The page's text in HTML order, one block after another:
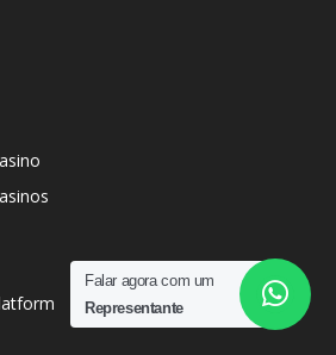
Falar agora com um
Representante